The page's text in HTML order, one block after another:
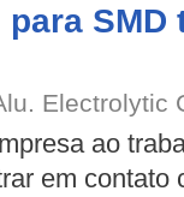
SMD
Electrolytic
ao
em contato